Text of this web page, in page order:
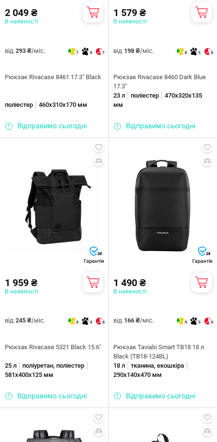
2 049 ₴
В наявності
від 293 ₴/міс. 7 4 7
Рюкзак Rivacase 8461 17.3" Black
поліестер 460х310х170 мм
Відправимо сьогодні
1 579 ₴
В наявності
від 198 ₴/міс. 8 5 8
Рюкзак Rivacase 8460 Dark Blue
17.3"
23 л
поліестер
470х320х135
мм
Відправимо сьогодні
24
Гарантія
1 959 ₴
В наявності
від 245 ₴/міс. 8 4 8
Рюкзак Rivacase 5321 Black 15.6"
25 л поліуретан, поліестер
581х400х125 мм
Відправимо сьогодні
24
Гарантія
1 490 ₴
В наявності
від 166 ₴/міс. 9 5 9
Рюкзак Tavialo Smart TB18 18 л
Black (TB18-124BL)
18 л
тканина, екошкіра
290х140х470 мм
Відправимо сьогодні